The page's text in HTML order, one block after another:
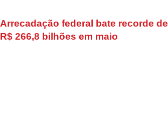
Arrecadação federal bate recorde de
R$ 266,8 bilhões em maio